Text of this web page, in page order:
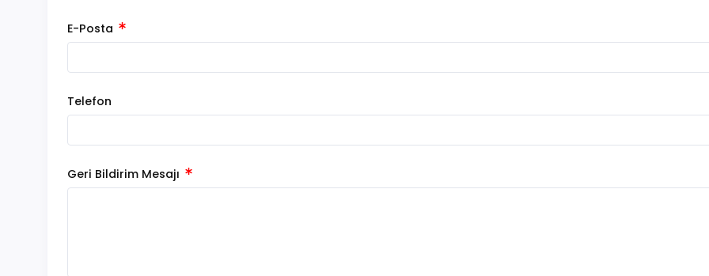
E-Posta
Telefon
Geri Bildirim Mesajı